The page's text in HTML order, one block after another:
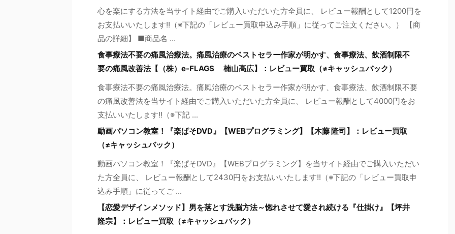
心を楽にする方法を当サイト経由でご購入いただいた方全員に、 レビュー報酬として1200円を
お支払いいたします!!（※下記の「レビュー買取申込み手順」に従ってご注文ください。） 【商
品の詳細】 ■商品名 ...
食事療法不要の痛風治療法。痛風治療のベストセラー作家が明かす、食事療法、飲酒制限不
要の痛風改善法【（株）e-FLAGS 楠山高広】：レビュー買取（≠キャッシュバック）
食事療法不要の痛風治療法。痛風治療のベストセラー作家が明かす、食事療法、飲酒制限不要
の痛風改善法を当サイト経由でご購入いただいた方全員に、 レビュー報酬として4000円をお
支払いいたします!!（※下記 ...
動画パソコン教室！『楽ぱそDVD』【WEBプログラミング】【木藤 隆司】：レビュー買取
（≠キャッシュバック）
動画パソコン教室！『楽ぱそDVD』【WEBプログラミング】を当サイト経由でご購入いただい
た方全員に、 レビュー報酬として2430円をお支払いいたします!!（※下記の「レビュー買取申
込み手順」に従ってご ...
【恋愛デザインメソッド】男を落とす洗脳方法～惚れさせて愛され続ける『仕掛け』【坪井
隆宗】：レビュー買取（≠キャッシュバック）